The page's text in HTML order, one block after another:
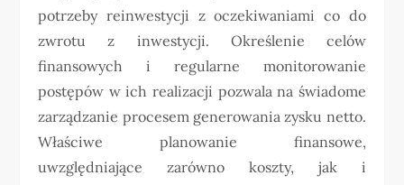
potrzeby reinwestycji z oczekiwaniami co do
zwrotu z inwestycji. Określenie celów
finansowych i regularne monitorowanie
postępów w ich realizacji pozwala na świadome
zarządzanie procesem generowania zysku netto.
Właściwe planowanie finansowe,
uwzględniające zarówno koszty, jak i